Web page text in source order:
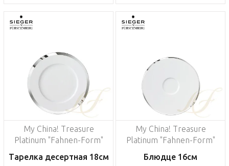
My China! Treasure
Platinum "Fahnen-Form"
Тарелка десертная 18см
My China! Treasure
Platinum "Fahnen-Form"
Блюдце 16см